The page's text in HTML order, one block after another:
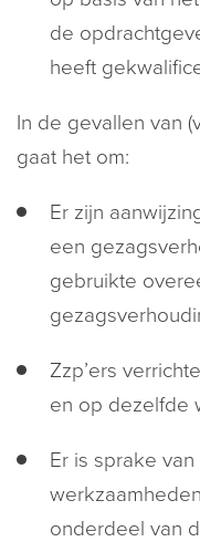
de
heeft
In de gevallen van
gaat het om:
Er zijn
een
gebruikte
Zzp’ers
en op dezelfde
Er is sprake
onderdeel van